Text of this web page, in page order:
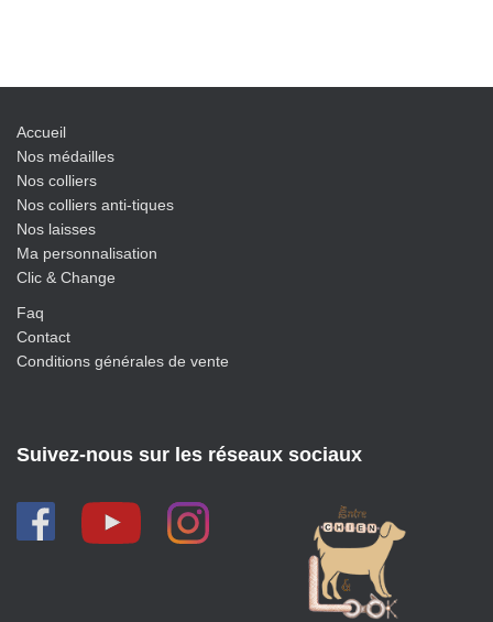
Accueil
Nos médailles
Nos colliers
Nos colliers anti-tiques
Nos laisses
Ma personnalisation
Clic & Change
Faq
Contact
Conditions générales de vente
Suivez-nous sur les réseaux sociaux